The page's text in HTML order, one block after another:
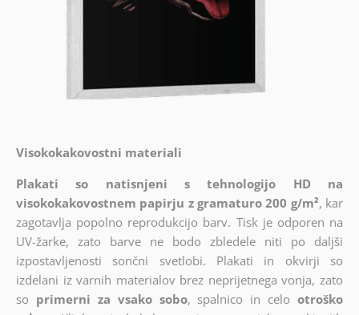
Visokokakovostni materiali
Plakati so natisnjeni s tehnologijo HD na
visokokakovostnem papirju z gramaturo 200 g/m², kar
zagotavlja popolno reprodukcijo barv. Tisk je odporen na
UV-žarke, zato barve ne bodo zbledele niti po daljši
izpostavljenosti sončni svetlobi. Plakati in okvirji so
izdelani iz varnih materialov brez neprijetnega vonja, zato
so primerni za vsako sobo, spalnico in celo otroško